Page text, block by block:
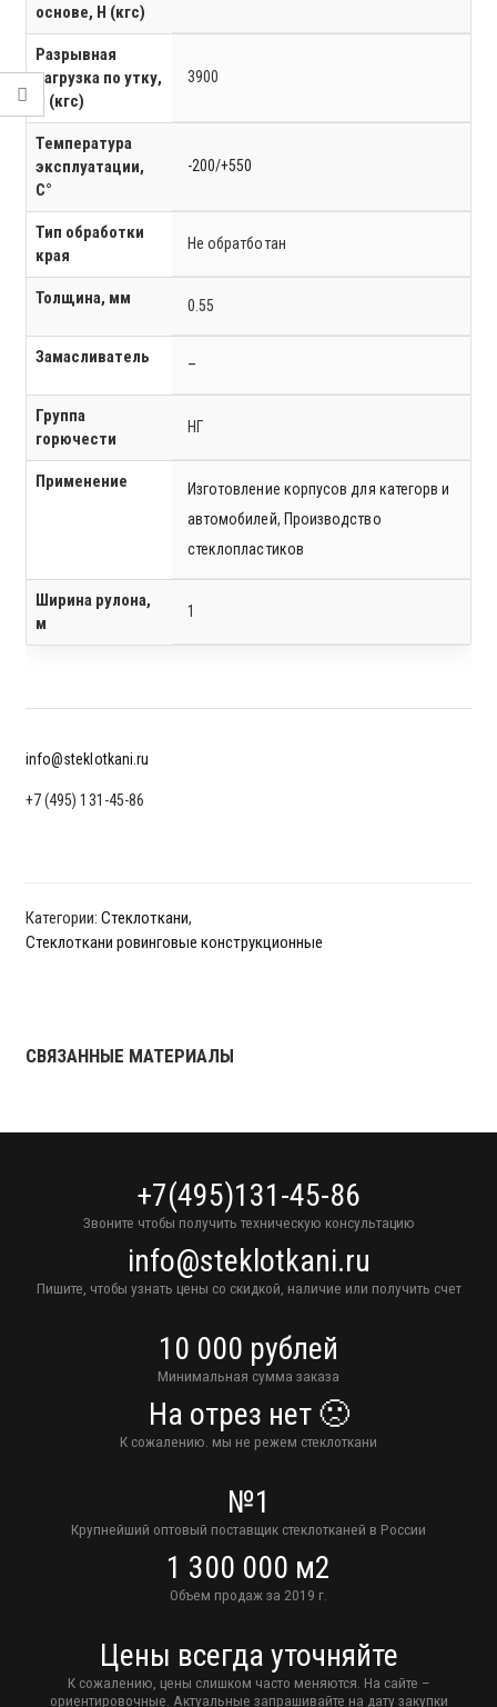
основе, Н (кгс)
Разрывная
нагрузка по утку,
Н (кгс)
3900
Температура
эксплуатации,
C°
-200/+550
Тип обработки
края
Не обратботан
Толщина, мм 0.55
Замасливатель –
Группа
горючести
НГ
Применение
Изготовление корпусов для категорв и
автомобилей, Производство
стеклопластиков
Ширина рулона,
м
1
info@steklotkani.ru
+7 (495) 131-45-86
Категории: Стеклоткани,
Стеклоткани ровинговые конструкционные
СВЯЗАННЫЕ МАТЕРИАЛЫ
+7(495)131-45-86
Звоните чтобы получить техническую консультацию
info@steklotkani.ru
Пишите, чтобы узнать цены со скидкой, наличие или получить счет
10 000 рублей
Минимальная сумма заказа
На отрез нет 🙁
К сожалению. мы не режем стеклоткани
№1
Крупнейший оптовый поставщик стеклотканей в России
1 300 000 м2
Объем продаж за 2019 г.
Цены всегда уточняйте
К сожалению, цены слишком часто меняются. На сайте –
ориентировочные. Актуальные запрашивайте на дату закупки